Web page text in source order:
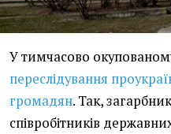
У тимчасово
переслідування
громадян. Так,
співробітників